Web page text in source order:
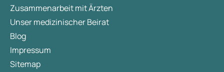
Zusammenarbeit mit Ärzten
Unser medizinischer Beirat
Blog
Impressum
Sitemap